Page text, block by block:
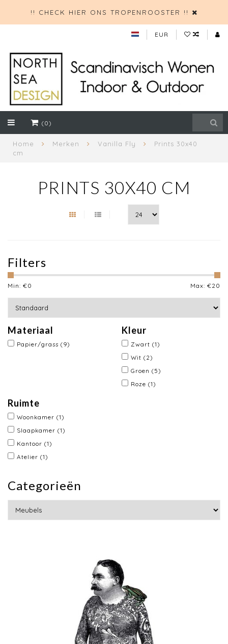
!! CHECK HIER ONS TROPENROOSTER !!
EUR
(0)
Home Merken Vanilla Fly
Prints 30x40
cm
PRINTS 30X40 CM
Filters
Min: €0 Max: €20
Materiaal
Papier/grass (9)
Kleur
Zwart (1)
Wit (2)
Groen (5)
Roze (1)
Ruimte
Woonkamer (1)
Slaapkamer (1)
Kantoor (1)
Atelier (1)
Categorieën